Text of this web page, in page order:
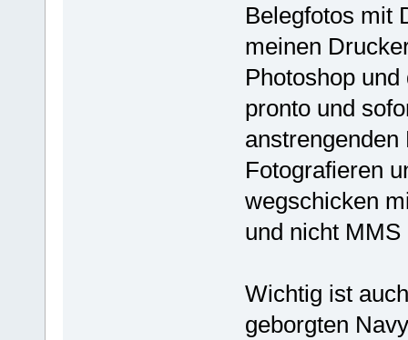
Belegfotos mit
meinen
Photoshop
pronto und
Fotografieren
wegschicken
und nicht
Wichtig ist
geborgten